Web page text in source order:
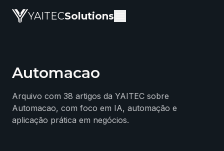
YAITECSolutions
Blog da YAITEC Solutions — artigos técnicos sobre
Automacao
Arquivo com 38 artigos da YAITEC sobre
Automacao, com foco em IA, automação e
aplicação prática em negócios.